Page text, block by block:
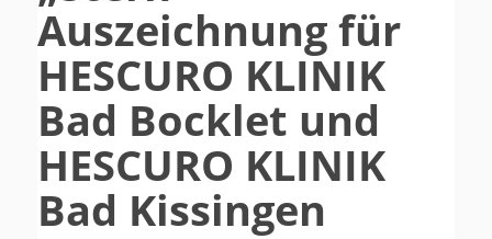
Auszeichnung für
HESCURO KLINIK
Bad Bocklet und
HESCURO KLINIK
Bad Kissingen